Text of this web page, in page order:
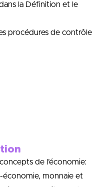
la Définition et le
procédures de contrôle
de l’économie:
monnaie et